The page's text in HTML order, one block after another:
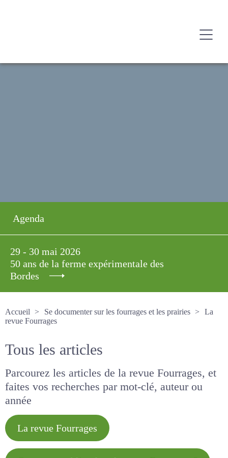
Agenda
29 - 30 mai 2026
50 ans de la ferme expérimentale des
Bordes
Accueil
Se documenter sur les fourrages et les prairies
La revue Fourrages
Tous les articles
Parcourez les articles de la revue Fourrages, et
faites vos recherches par mot-clé, auteur ou
année
La revue Fourrages